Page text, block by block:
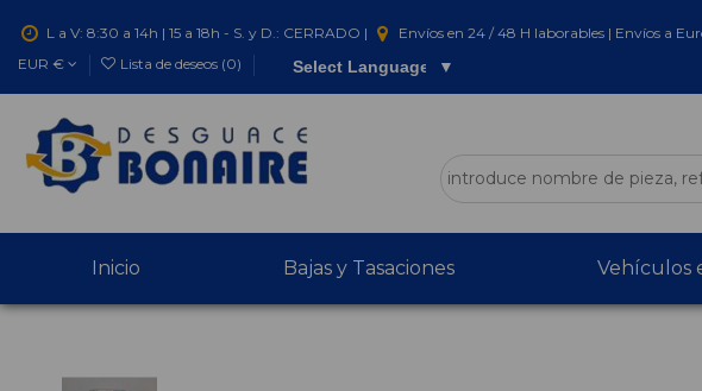
L a V: 8:30 a 14h | 15 a 18h - S. y D.: CERRADO | Envíos en 24 / 48 H laborables | Envíos a
EUR €
Lista de deseos (0) Select Language ▼
Inicio Bajas y Tasaciones Vehículos